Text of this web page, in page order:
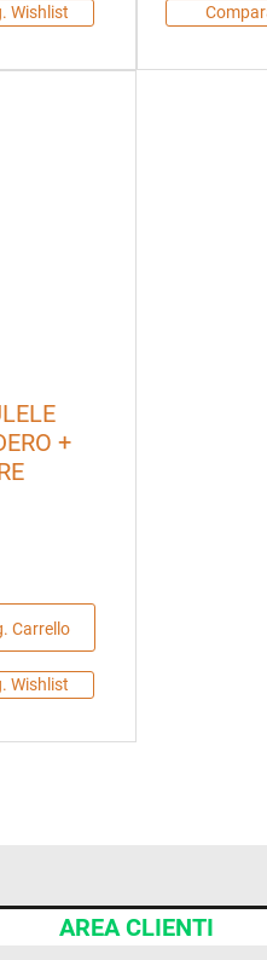
Wishlist
+
Carrello
Wishlist
AREA CLIENTI